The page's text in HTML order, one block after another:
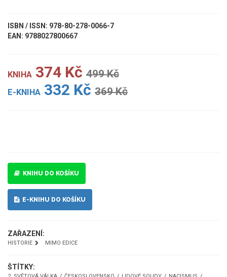
ISBN / ISSN: 978-80-278-0066-7
EAN: 9788027800667
KNIHA 374 Kč 499 Kč
E-KNIHA 332 Kč 369 Kč
KNIHU DO KOŠÍKU
E-KNIHU DO KOŠÍKU
ZAŘAZENÍ:
HISTORIE MIMO EDICE
ŠTÍTKY: